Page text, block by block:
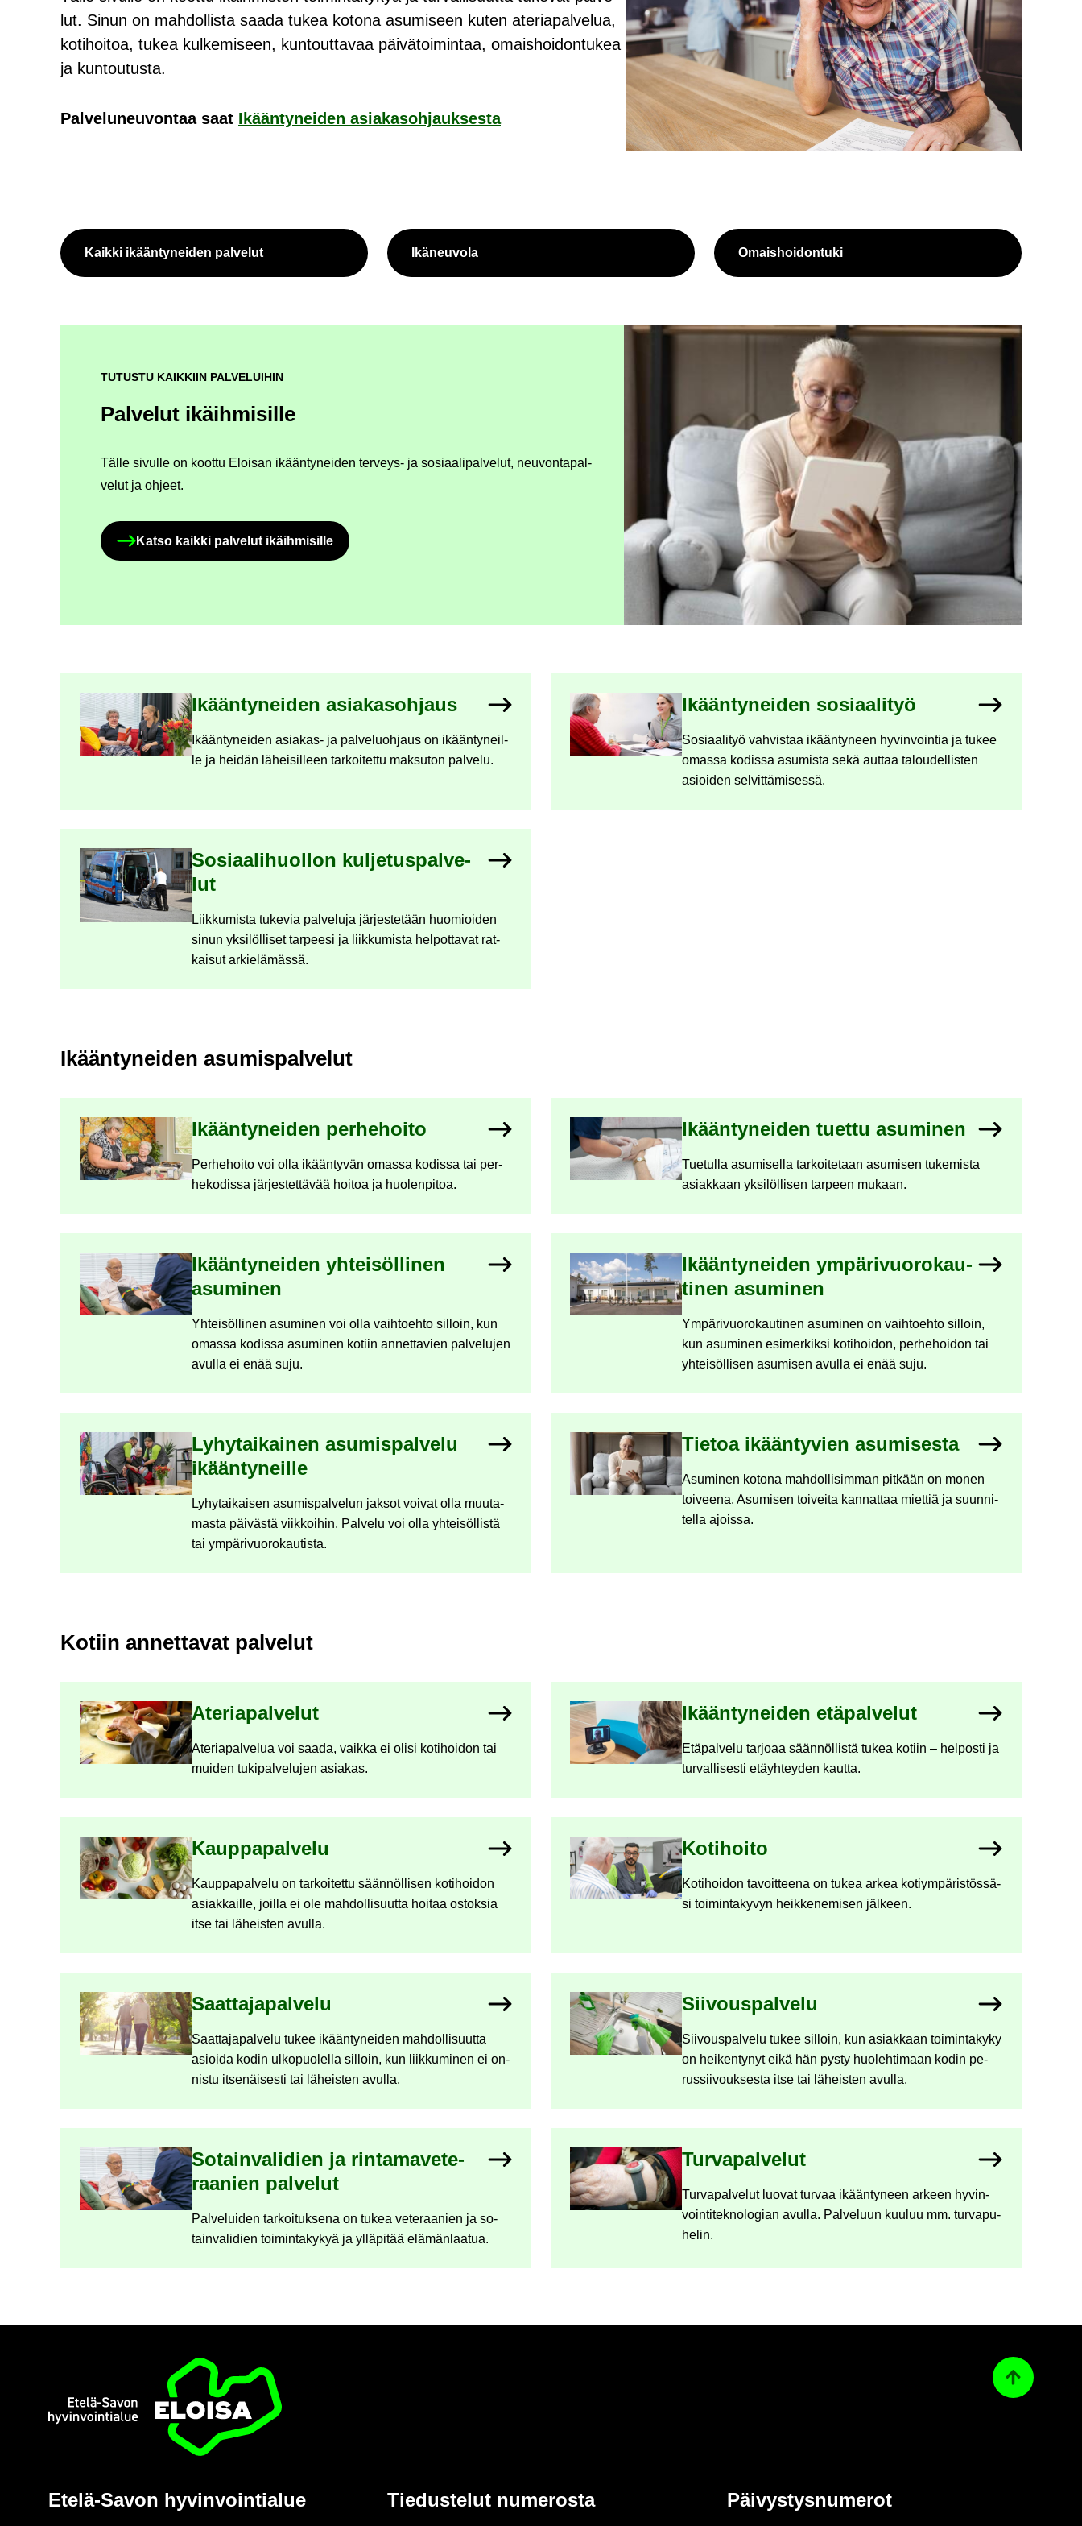
lut. Sinun on mah­dol­lis­ta saada tukea ko­to­na asu­mi­seen kuten ate­ria­pal­ve­lua,
ko­ti­hoi­toa, tukea kul­ke­mi­seen, kun­tout­ta­vaa päi­vä­toi­min­taa, omais­hoi­don­tu­kea
ja kun­tou­tus­ta.
Pal­ve­lu­neu­von­taa saat Ikään­ty­nei­den asia­kas­oh­jauk­ses­ta
Kaik­ki ikään­ty­nei­den pal­ve­lut Ikä­neu­vo­la Omais­hoi­don­tu­ki
TUTUSTU KAIKKIIN PALVELUIHIN
Pal­ve­lut ikäih­mi­sil­le
Tälle si­vul­le on koot­tu Eloi­san ikään­ty­nei­den terveys-​ ja so­si­aa­li­pal­ve­lut, neu­von­ta­pal­
ve­lut ja oh­jeet.
Katso kaik­ki pal­ve­lut ikäih­mi­sil­le
Ikään­ty­nei­den asia­kas­oh­jaus
Ikään­ty­nei­den asiakas-​ ja pal­ve­luoh­jaus on ikään­ty­neil­
le ja hei­dän lä­hei­sil­leen tar­koi­tet­tu mak­su­ton pal­ve­lu.
Ikään­ty­nei­den so­si­aa­li­työ
So­si­aa­li­työ vah­vis­taa ikään­ty­neen hy­vin­voin­tia ja tukee
omas­sa ko­dis­sa asu­mis­ta sekä aut­taa ta­lou­del­lis­ten
asioi­den sel­vit­tä­mi­ses­sä.
So­si­aa­li­huol­lon kul­je­tus­pal­ve­
lut
Liik­ku­mis­ta tu­ke­via pal­ve­lu­ja jär­jes­te­tään huo­mioi­den
sinun yk­si­löl­li­set tar­pee­si ja liik­ku­mis­ta hel­pot­ta­vat rat­
kai­sut ar­kie­lä­mäs­sä.
Ikään­ty­nei­den asu­mis­pal­ve­lut
Ikään­ty­nei­den per­he­hoi­to
Per­he­hoi­to voi olla ikään­ty­vän omas­sa ko­dis­sa tai per­
he­ko­dis­sa jär­jes­tet­tä­vää hoi­toa ja huo­len­pi­toa.
Ikään­ty­nei­den tuet­tu asu­mi­nen
Tue­tul­la asu­mi­sel­la tar­koi­te­taan asu­mi­sen tu­ke­mis­ta
asiak­kaan yk­si­löl­li­sen tar­peen mu­kaan.
Ikään­ty­nei­den yh­tei­söl­li­nen
asu­mi­nen
Yh­tei­söl­li­nen asu­mi­nen voi olla vaih­toeh­to sil­loin, kun
omas­sa ko­dis­sa asu­mi­nen ko­tiin an­net­ta­vien pal­ve­lu­jen
avul­la ei enää suju.
Ikään­ty­nei­den ym­pä­ri­vuo­ro­kau­
ti­nen asu­mi­nen
Ym­pä­ri­vuo­ro­kau­ti­nen asu­mi­nen on vaih­toeh­to sil­loin,
kun asu­mi­nen esi­mer­kik­si ko­ti­hoi­don, per­he­hoi­don tai
yh­tei­söl­li­sen asu­mi­sen avul­la ei enää suju.
Ly­hy­tai­kai­nen asu­mis­pal­ve­lu
ikään­ty­neil­le
Ly­hy­tai­kai­sen asu­mis­pal­ve­lun jak­sot voi­vat olla muu­ta­
mas­ta päi­väs­tä viik­koi­hin. Pal­ve­lu voi olla yh­tei­söl­lis­tä
tai ym­pä­ri­vuo­ro­kau­tis­ta.
Tie­toa ikään­ty­vien asu­mi­ses­ta
Asu­mi­nen ko­to­na mah­dol­li­sim­man pit­kään on monen
toi­vee­na. Asu­mi­sen toi­vei­ta kan­nat­taa miet­tiä ja suun­ni­
tel­la ajois­sa.
Ko­tiin an­net­ta­vat pal­ve­lut
Ate­ria­pal­ve­lut
Ate­ria­pal­ve­lua voi saada, vaik­ka ei olisi ko­ti­hoi­don tai
mui­den tu­ki­pal­ve­lu­jen asia­kas.
Ikään­ty­nei­den etä­pal­ve­lut
Etä­pal­ve­lu tar­jo­aa sään­nöl­lis­tä tukea ko­tiin – hel­pos­ti ja
tur­val­li­ses­ti etäyh­tey­den kaut­ta.
Kaup­pa­pal­ve­lu
Kaup­pa­pal­ve­lu on tar­koi­tet­tu sään­nöl­li­sen ko­ti­hoi­don
asiak­kail­le, joil­la ei ole mah­dol­li­suut­ta hoi­taa os­tok­sia
itse tai lä­heis­ten avul­la.
Ko­ti­hoi­to
Ko­ti­hoi­don ta­voit­tee­na on tukea arkea ko­tiym­pä­ris­tös­sä­
si toi­min­ta­ky­vyn heik­ke­ne­mi­sen jäl­keen.
Saat­ta­ja­pal­ve­lu
Saat­ta­ja­pal­ve­lu tukee ikään­ty­nei­den mah­dol­li­suut­ta
asioi­da kodin ul­ko­puo­lel­la sil­loin, kun liik­ku­mi­nen ei on­
nis­tu it­se­näi­ses­ti tai lä­heis­ten avul­la.
Sii­vous­pal­ve­lu
Sii­vous­pal­ve­lu tukee sil­loin, kun asiak­kaan toi­min­ta­ky­ky
on hei­ken­ty­nyt eikä hän pysty huo­leh­ti­maan kodin pe­
rus­sii­vouk­ses­ta itse tai lä­heis­ten avul­la.
So­tain­va­li­dien ja rin­ta­ma­ve­te­
raa­nien pal­ve­lut
Pal­ve­lui­den tar­koi­tuk­se­na on tukea ve­te­raa­nien ja so­
tain­va­li­dien toi­min­ta­ky­kyä ja yl­lä­pi­tää elä­män­laa­tua.
Tur­va­pal­ve­lut
Tur­va­pal­ve­lut luo­vat tur­vaa ikään­ty­neen ar­keen hy­vin­
voin­ti­tek­no­lo­gian avul­la. Pal­ve­luun kuu­luu mm. tur­va­pu­
he­lin.
Ta­kai­sin ylös
Etusi­vu
Etelä-​Savon hy­vin­voin­tia­lue Tie­dus­te­lut nu­me­ros­ta Päi­vys­tys­nu­me­rot